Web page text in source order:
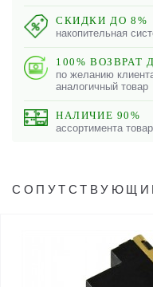
СКИДКИ ДО 8%
накопительная
100% ВОЗВРАТ
по желанию
аналогичный товар
НАЛИЧИЕ 90%
ассортимента